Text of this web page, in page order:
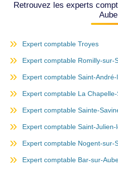
Retrouvez les experts
Aube
Expert comptable Troyes
Expert comptable Romilly-sur-
Expert comptable Saint-
Expert comptable La
Expert comptable Sainte-
Expert comptable Saint-Julien-
Expert comptable Nogent-sur-
Expert comptable Bar-sur-